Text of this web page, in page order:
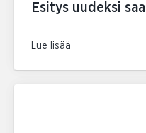
Esitys uudeksi
Lue lisää